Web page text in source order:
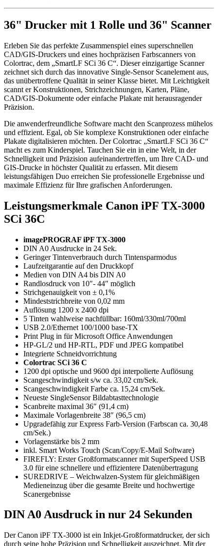
36" Drucker mit 1 Rolle und 36" Scanner
Erleben Sie das perfekte Zusammenspiel eines superschnellen
CAD/GIS-Druckers und eines hochpräzisen Farbscanners von
Colortrac, dem „SmartLF SCi 36 C“. Dieser einzigartige Scanner
zeichnet sich durch das innovative Single-Sensor Scanelement aus,
das unübertroffene Qualität in seiner Klasse bietet. Mit Leichtigkeit
scannt er Konstruktionen, Strichzeichnungen, Karten, Pläne,
CAD/GIS-Dokumente oder einfache Plakate mit herausragender
Präzision.
Die anwenderfreundliche Software macht den Scanprozess mühelos
und effizient. Egal, ob Sie komplexe Konstruktionen oder einfache
Plakate digitalisieren möchten. Der Colortrac „SmartLF SCi 36 C“
macht es zum Kinderspiel. Tauchen Sie ein in eine Welt, in der
Schnelligkeit und Präzision aufeinandertreffen, um Ihre CAD- und
GIS-Drucke in höchster Qualität zu erfassen. Mit diesem
leistungsfähigen Duo erreichen Sie professionelle Ergebnisse und
maximale Effizienz für Ihre grafischen Anforderungen.
Leistungsmerkmale Canon iPF TX-3000
SCi 36C
imagePROGRAF iPF TX-3000
DIN A0 Ausdrucke in 24 Sek.
Geringer Tintenverbrauch durch Tintensparmodus
Laufzeitgarantie auf den Druckkopf
Medien von DIN A4 bis DIN A0
Randlosdruck von 10″- 44″ möglich
Strichgenauigkeit von ± 0,1%
Mindeststrichbreite von 0,02 mm
Auflösung 1200 x 2400 dpi
5 Tinten wahlweise nachfüllbar: 160ml/330ml/700ml
USB 2.0/Ethernet 100/1000 base-TX
Print Plug in für Microsoft Office Anwendungen
HP-GL/2 und HP-RTL, PDF und JPEG kompatibel
Integrierte Schneidvorrichtung
Colortrac SCi 36 C
1200 dpi optische und 9600 dpi interpolierte Auflösung
Scangeschwindigkeit s/w ca. 33,02 cm/Sek.
Scangeschwindigkeit Farbe ca. 15,24 cm/Sek.
Neueste SingleSensor Bildabtasttechnologie
Scanbreite maximal 36″ (91,4 cm)
Maximale Vorlagenbreite 38″ (96,5 cm)
Upgradefähig zur Express Farb-Version (Farbscan ca. 30,48
cm/Sek.)
Vorlagenstärke bis 2 mm
inkl. Smart Works Touch (Scan/Copy/E-Mail Software)
FIREFLY: Erster Großformatscanner mit SuperSpeed USB
3.0 für eine schnellere und effizientere Datenübertragung
SUREDRIVE – Weichwalzen-System für gleichmäßigen
Medieneinzug über die gesamte Breite und hochwertige
Scanergebnisse
DIN A0 Ausdruck in nur 24 Sekunden
Der Canon iPF TX-3000 ist ein Inkjet-Großformatdrucker, der sich
durch seine hohe Präzision und Schnelligkeit auszeichnet. Mit der